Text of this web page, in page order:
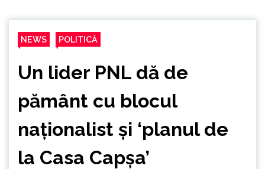
NEWS POLITICĂ
Un lider PNL dă de
pământ cu blocul
naționalist și ‘planul de
la Casa Capșa’